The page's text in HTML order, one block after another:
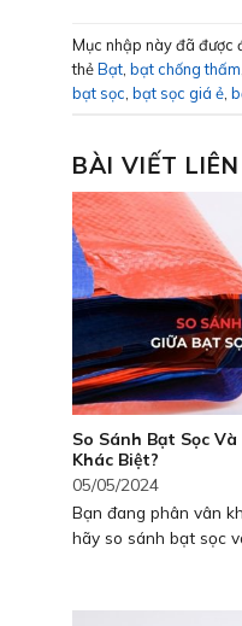
Mục nhập này đã được
thẻBạt bạt chống thấm
bạt sọc bạt sọc giá ẻ
BÀI VIẾT
So Sánh Bạt Sọc
Khác Biệt?
05/05/2024
Bạn đang phân vân
hãy so sánh bạt sọc